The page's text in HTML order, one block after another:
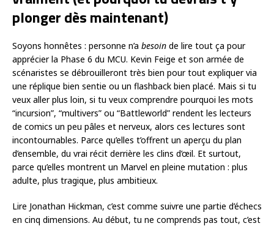
plonger dès maintenant)
Soyons honnêtes : personne n’a besoin de lire tout ça pour
apprécier la Phase 6 du MCU. Kevin Feige et son armée de
scénaristes se débrouilleront très bien pour tout expliquer via
une réplique bien sentie ou un flashback bien placé. Mais si tu
veux aller plus loin, si tu veux comprendre pourquoi les mots
“incursion”, “multivers” ou “Battleworld” rendent les lecteurs
de comics un peu pâles et nerveux, alors ces lectures sont
incontournables. Parce qu’elles t’offrent un aperçu du plan
d’ensemble, du vrai récit derrière les clins d’œil. Et surtout,
parce qu’elles montrent un Marvel en pleine mutation : plus
adulte, plus tragique, plus ambitieux.
Lire Jonathan Hickman, c’est comme suivre une partie d’échecs
en cinq dimensions. Au début, tu ne comprends pas tout, c’est